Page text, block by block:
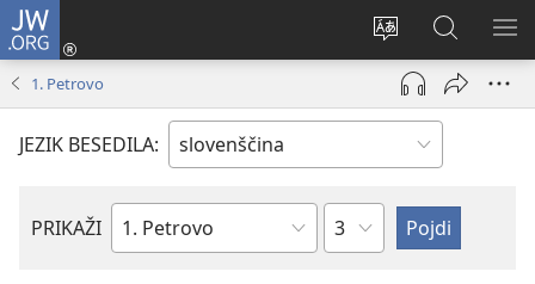
JW.ORG
Spremeni
jezik
spletnega
mesta
Prijava
(odpre
okno)
Iskanje
po
JW.ORG
1. Petrovo
JEZIK BESEDILA:
PRIKAŽI
Po
Poglavje